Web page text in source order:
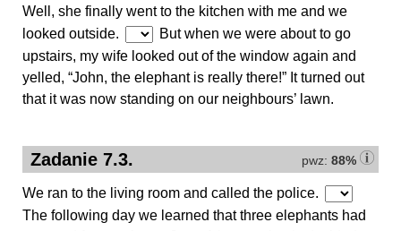
Well, she finally went to the kitchen with me and we
looked outside.
But when we were about to go
upstairs, my wife looked out of the window again and
yelled, “John, the elephant is really there!” It turned out
that it was now standing on our neighbours’ lawn.
pwz: 88%
Zadanie 7.3.
We ran to the living room and called the police.
The following day we learned that three elephants had